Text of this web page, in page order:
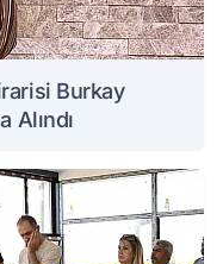
Burkay
Alındı